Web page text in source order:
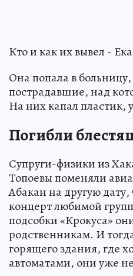
Кто и как их вывел -
Она попала в
пострадавшие, над
На них капал пластик,
Погибли
Супруги-физики из
Топоевы поменяли
Абакан на другую
концерт любимой
подсобки «Крокуса»
родственникам. И
горящего здания, где
автоматами, они уже